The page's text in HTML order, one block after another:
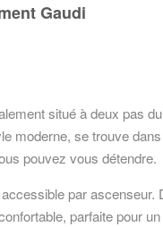
Gaudi
situé à deux pas
moderne, se trouve
pouvez vous détendre.
par
parfaite pour